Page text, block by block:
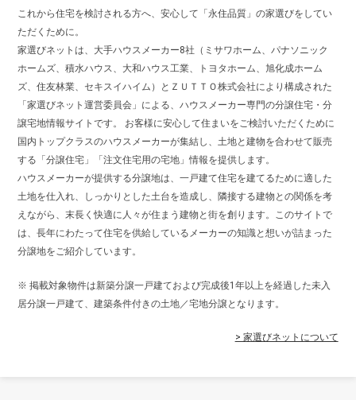
これから住宅を検討される方へ、安心して「永住品質」の家選びをしてい
ただくために。
家選びネットは、大手ハウスメーカー8社（ミサワホーム、パナソニック
ホームズ、積水ハウス、大和ハウス工業、トヨタホーム、旭化成ホーム
ズ、住友林業、セキスイハイム）とＺＵＴＴＯ株式会社により構成された
「家選びネット運営委員会」による、ハウスメーカー専門の分譲住宅・分
譲宅地情報サイトです。 お客様に安心して住まいをご検討いただくために
国内トップクラスのハウスメーカーが集結し、土地と建物を合わせて販売
する「分譲住宅」「注文住宅用の宅地」情報を提供します。
ハウスメーカーが提供する分譲地は、一戸建て住宅を建てるために適した
土地を仕入れ、しっかりとした土台を造成し、隣接する建物との関係を考
えながら、末長く快適に人々が住まう建物と街を創ります。このサイトで
は、長年にわたって住宅を供給しているメーカーの知識と想いが詰まった
分譲地をご紹介しています。
※ 掲載対象物件は新築分譲一戸建ておよび完成後1年以上を経過した未入
居分譲一戸建て、建築条件付きの土地／宅地分譲となります。
> 家選びネットについて